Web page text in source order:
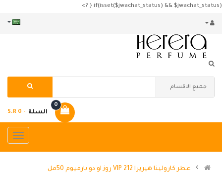
if(isset($jwachat_status) && $jwachat_status) { ?>
السلة
0
- S.R 0
عطر كارولينا هيريرا 212 VIP روز او دو بارفيوم 50مل